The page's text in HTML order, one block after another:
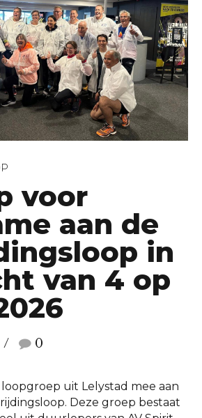
voor
aan de
in
van 4 op
0
uit Lelystad mee aan
Deze groep bestaat